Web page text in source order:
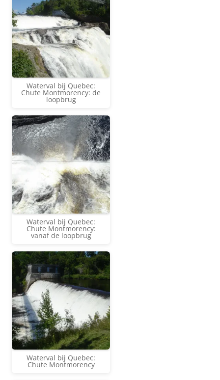
Waterval bij Quebec:
Chute Montmorency: de
loopbrug
Waterval bij Quebec:
Chute Montmorency:
vanaf de loopbrug
Waterval bij Quebec:
Chute Montmorency